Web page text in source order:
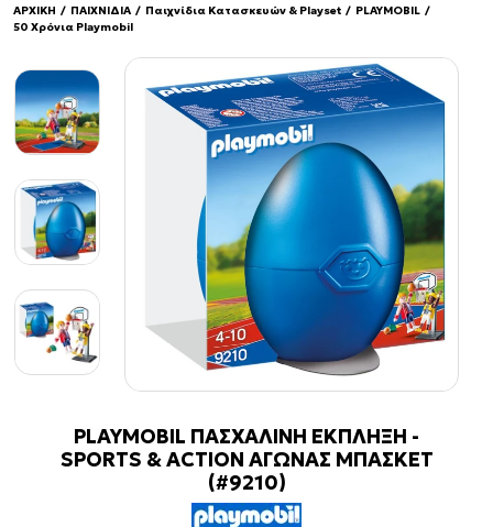
ΑΡΧΙΚΗ / ΠΑΙΧΝΙΔΙΑ / Παιχνίδια Κατασκευών & Playset / PLAYMOBIL /
50 Χρόνια Playmobil
PLAYMOBIL ΠΑΣΧΑΛΙΝΗ ΕΚΠΛΗΞΗ -
SPORTS & ACTION ΑΓΩΝΑΣ ΜΠΑΣΚΕΤ
(#9210)